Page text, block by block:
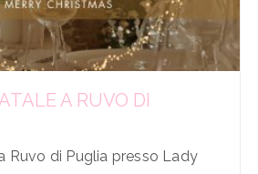
A RUVO DI
Ruvo di Puglia presso Lady